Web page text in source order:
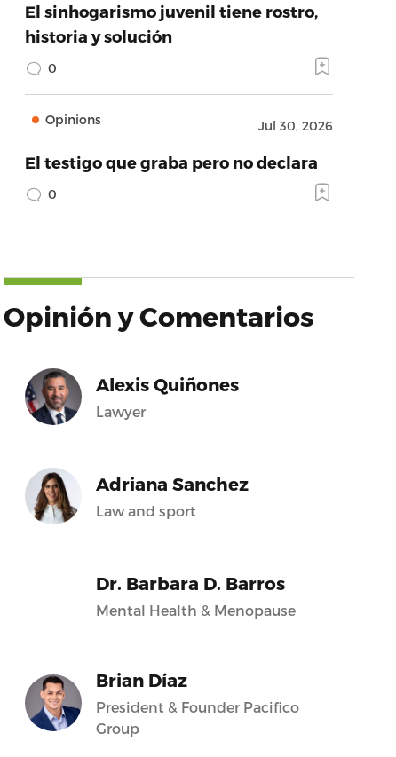
El sinhogarismo juvenil tiene rostro,
historia y solución
0
Opinions Jul 30, 2026
El testigo que graba pero no declara
0
Opinión y Comentarios
Alexis Quiñones
Lawyer
Adriana Sanchez
Law and sport
Dr. Barbara D. Barros
Mental Health & Menopause
Brian Díaz
President & Founder Pacifico
Group